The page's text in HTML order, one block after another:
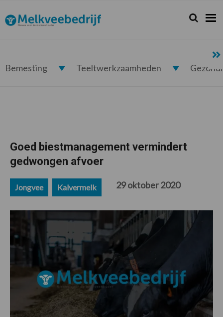
de
hoofdnavigatie
de
hoofd
de
eerste
de
voettekst
Melkveebedrijf.nl Zoeken...
Zoek
Bemesting Teeltwerkzaamheden
Goed biestmanagement vermindert
gedwongen afvoer
Jongvee Kalvermelk 29 oktober 2020